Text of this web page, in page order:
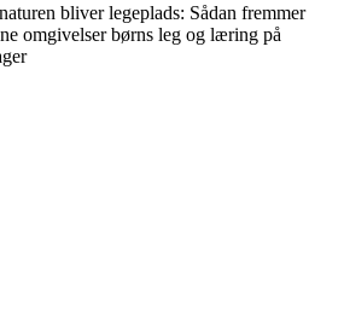
bliver legeplads: Sådan fremmer
omgivelser børns leg og læring på